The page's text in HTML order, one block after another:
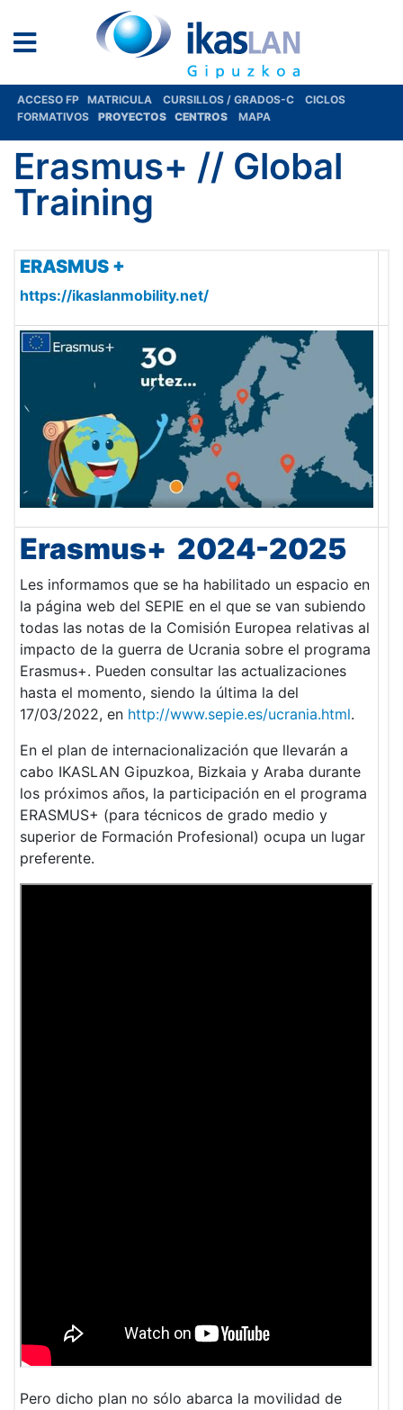
ACCESO FP MATRICULA CURSILLOS / GRADOS-C
CICLOS
FORMATIVOS
PROYECTOS CENTROS MAPA
Erasmus+ // Global
Training
ERASMUS +
https://ikaslanmobility.net/
Erasmus+ 2024-2025
Les informamos que se ha habilitado un espacio en
la página web del SEPIE en el que se van subiendo
todas las notas de la Comisión Europea relativas al
impacto de la guerra de Ucrania sobre el programa
Erasmus+. Pueden consultar las actualizaciones
hasta el momento, siendo la última la del
17/03/2022, en http://www.sepie.es/ucrania.html.
En el plan de internacionalización que llevarán a
cabo IKASLAN Gipuzkoa, Bizkaia y Araba durante
los próximos años, la participación en el programa
ERASMUS+ (para técnicos de grado medio y
superior de Formación Profesional) ocupa un lugar
preferente.
Pero dicho plan no sólo abarca la movilidad de